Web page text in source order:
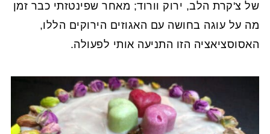
של צ'קרת הלב, ירוק וורוד; מאחר שפינטזתי כבר זמן
מה על עוגה בחושה עם האגוזים הירוקים הללו,
האסוסציאציה הזו התניעה אותי לפעולה.